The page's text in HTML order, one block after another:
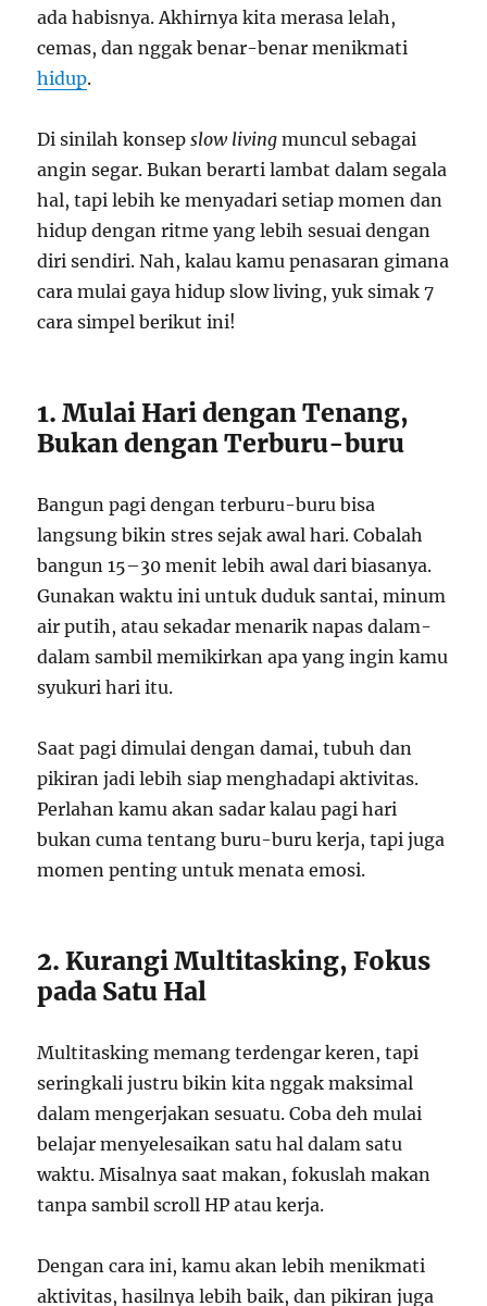
ada habisnya. Akhirnya kita merasa lelah,
cemas, dan nggak benar-benar menikmati
hidup.
Di sinilah konsepslow living muncul sebagai
angin segar. Bukan berarti lambat dalam segala
hal, tapi lebih ke menyadari setiap momen dan
hidup dengan ritme yang lebih sesuai dengan
diri sendiri. Nah, kalau kamu penasaran gimana
cara mulai gaya hidup slow living, yuk simak 7
cara simpel berikut ini!
1. Mulai Hari dengan Tenang,
Bukan dengan Terburu-buru
Bangun pagi dengan terburu-buru bisa
langsung bikin stres sejak awal hari. Cobalah
bangun 15–30 menit lebih awal dari biasanya.
Gunakan waktu ini untuk duduk santai, minum
air putih, atau sekadar menarik napas dalam-
dalam sambil memikirkan apa yang ingin kamu
syukuri hari itu.
Saat pagi dimulai dengan damai, tubuh dan
pikiran jadi lebih siap menghadapi aktivitas.
Perlahan kamu akan sadar kalau pagi hari
bukan cuma tentang buru-buru kerja, tapi juga
momen penting untuk menata emosi.
2. Kurangi Multitasking, Fokus
pada Satu Hal
Multitasking memang terdengar keren, tapi
seringkali justru bikin kita nggak maksimal
dalam mengerjakan sesuatu. Coba deh mulai
belajar menyelesaikan satu hal dalam satu
waktu. Misalnya saat makan, fokuslah makan
tanpa sambil scroll HP atau kerja.
Dengan cara ini, kamu akan lebih menikmati
aktivitas, hasilnya lebih baik, dan pikiran juga